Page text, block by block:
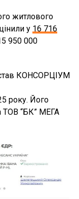
житлового
у 16 716
950 000
КОНСОРЦІУМ
року. Його
ТОВ “БК” МЕГА